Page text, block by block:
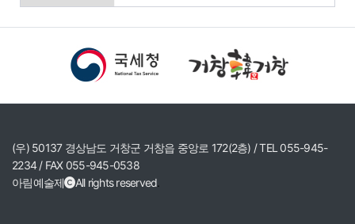
(우) 50137 경상남도 거창군 거창읍 중앙로 172(2층) / TEL 055-945-
2234 / FAX 055-945-0538
아림예술제
All rights reserved.